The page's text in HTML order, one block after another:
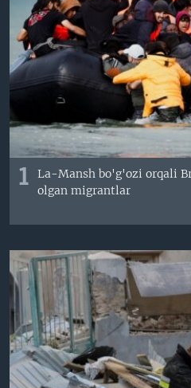
MOBIL-SALOM!
VIDEO
XABARLAR SURATLARDA
INSTAGRAM
ODNOKLASSNIKI
TELEGRAM
TWITTER
SOUNDCLOUD
Learning English
VOA
1
La-Mansh bo'g'ozi orqali
olgan migrantlar